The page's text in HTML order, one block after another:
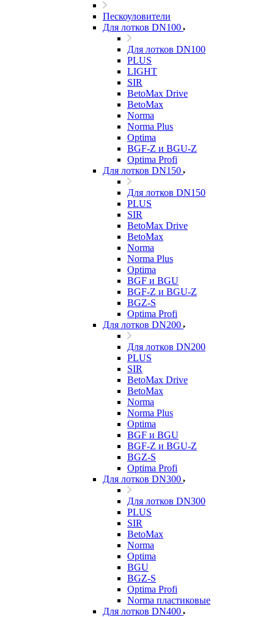
Пескоуловители
Для лотков DN100
Для лотков DN100
PLUS
LIGHT
SIR
BetoMax Drive
BetoMax
Norma
Norma Plus
Optima
BGF-Z и BGU-Z
Optima Profi
Для лотков DN150
Для лотков DN150
PLUS
SIR
BetoMax Drive
BetoMax
Norma
Norma Plus
Optima
BGF и BGU
BGF-Z и BGU-Z
BGZ-S
Optima Profi
Для лотков DN200
Для лотков DN200
PLUS
SIR
BetoMax Drive
BetoMax
Norma
Norma Plus
Optima
BGF и BGU
BGF-Z и BGU-Z
BGZ-S
Optima Profi
Для лотков DN300
Для лотков DN300
PLUS
SIR
BetoMax
Norma
Optima
BGU
BGZ-S
Optima Profi
Norma пластиковые
Для лотков DN400